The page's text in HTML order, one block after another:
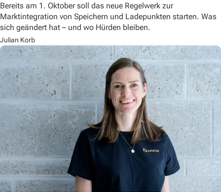
Bereits am 1. Oktober soll das neue Regelwerk zur
Marktintegration von Speichern und Ladepunkten starten. Was
sich geändert hat – und wo Hürden bleiben.
Julian Korb